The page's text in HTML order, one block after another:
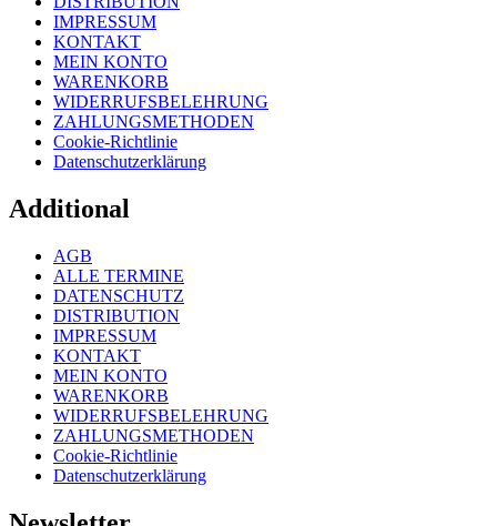
IMPRESSUM
KONTAKT
MEIN KONTO
WARENKORB
WIDERRUFSBELEHRUNG
ZAHLUNGSMETHODEN
Cookie-Richtlinie
Datenschutzerklärung
Additional
AGB
ALLE TERMINE
DATENSCHUTZ
DISTRIBUTION
IMPRESSUM
KONTAKT
MEIN KONTO
WARENKORB
WIDERRUFSBELEHRUNG
ZAHLUNGSMETHODEN
Cookie-Richtlinie
Datenschutzerklärung